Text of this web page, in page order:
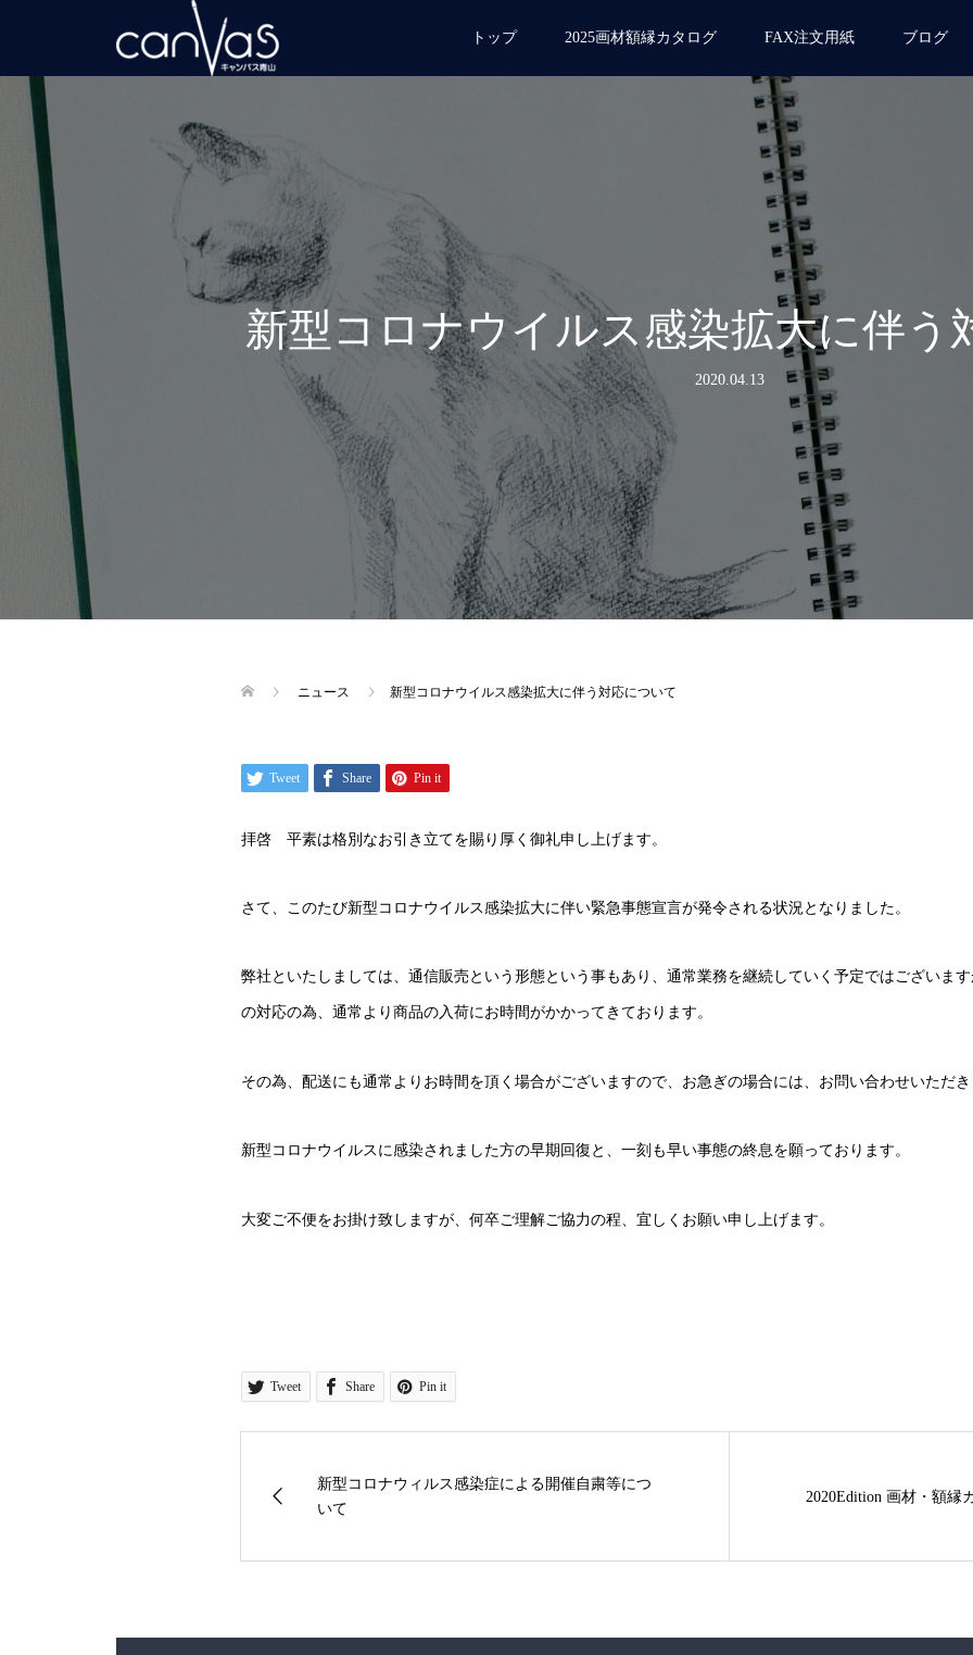
トップ 2025画材額縁カタログ FAX注文用紙 ブログ
新型コロナウイルス感染拡大に伴う
2020.04.13
ニュース 新型コロナウイルス感染拡大に伴う対応について
Tweet Share Pin it
拝啓 平素は格別なお引き立てを賜り厚く御礼申し上げます。
さて、このたび新型コロナウイルス感染拡大に伴い緊急事態宣言が発令される状況となりました。
弊社といたしましては、通信販売という形態という事もあり、通常業務を継続していく予定ではございま
の対応の為、通常より商品の入荷にお時間がかかってきております。
その為、配送にも通常よりお時間を頂く場合がございますので、お急ぎの場合には、お問い合わせいただき
新型コロナウイルスに感染されました方の早期回復と、一刻も早い事態の終息を願っております。
大変ご不便をお掛け致しますが、何卒ご理解ご協力の程、宜しくお願い申し上げます。
Tweet Share Pin it
新型コロナウィルス感染症による開催自粛等につ
いて
2020Edition 画材・額縁